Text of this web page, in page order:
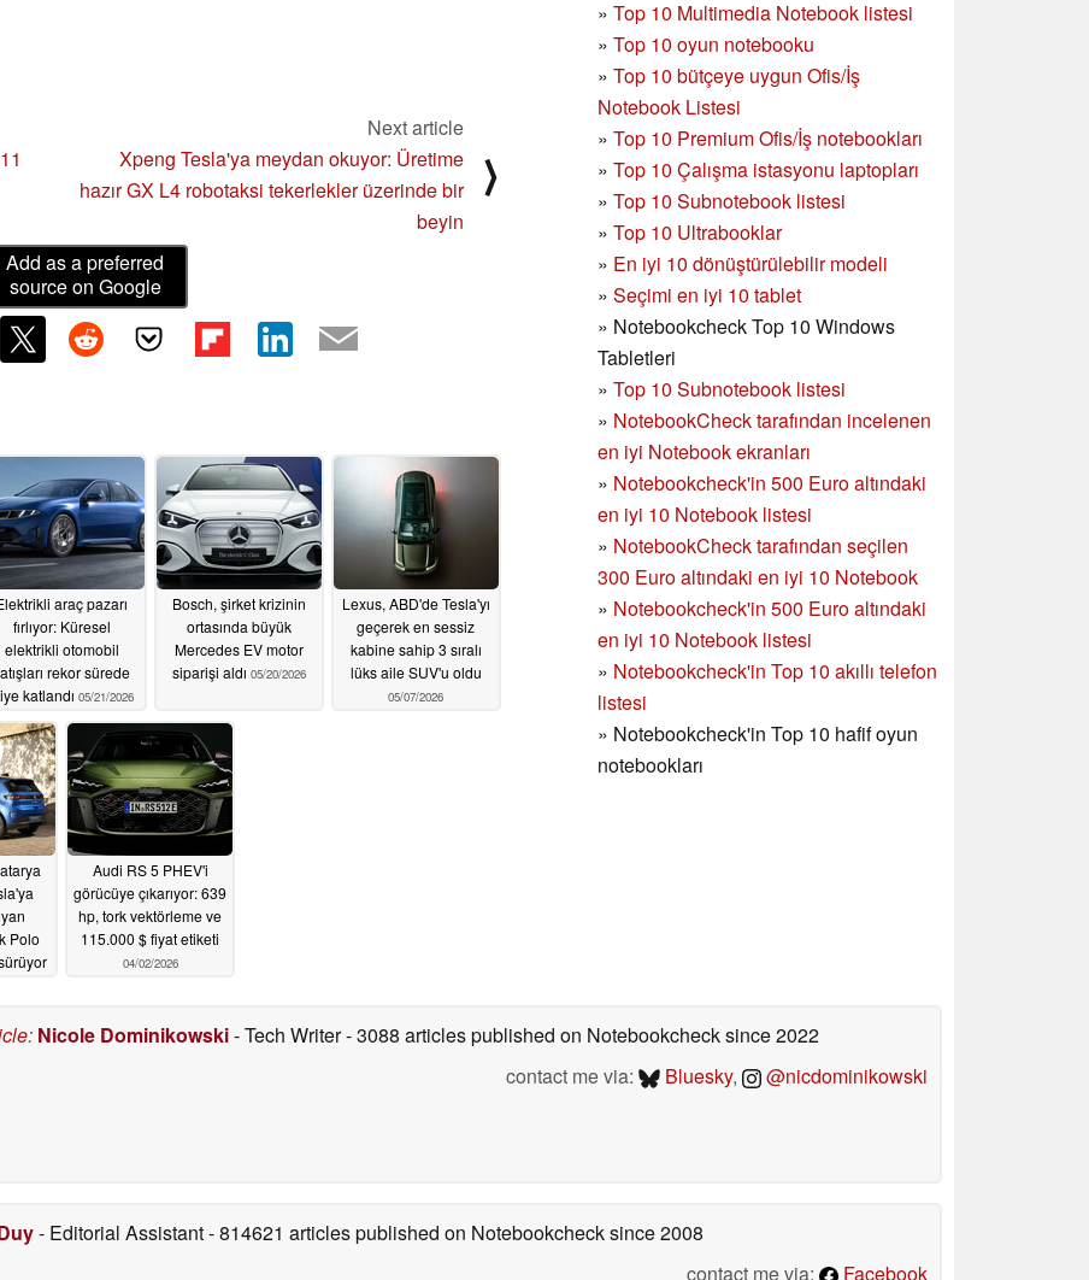
» Top 10 Multimedia Notebook listesi
» Top 10 oyun notebooku
» Top 10 bütçeye uygun Ofis/İş
Notebook Listesi
» Top 10 Premium Ofis/İş notebookları
» Top 10 Çalışma istasyonu laptopları
» Top 10 Subnotebook listesi
» Top 10 Ultrabooklar
» En iyi 10 dönüştürülebilir modeli
» Seçimi en iyi 10 tablet
» Notebookcheck Top 10 Windows
Tabletleri
» Top 10 Subnotebook listesi
» NotebookCheck tarafından incelenen
en iyi Notebook ekranları
» Notebookcheck'in 500 Euro altındaki
en iyi 10 Notebook listesi
» NotebookCheck tarafından seçilen
300 Euro altındaki en iyi 10 Notebook
» Notebookcheck'in 500 Euro altındaki
en iyi 10 Notebook listesi
» Notebookcheck'in Top 10 akıllı telefon
listesi
» Notebookcheck'in Top 10 hafif oyun
notebookları
Next article
Xpeng Tesla'ya meydan okuyor: Üretime
hazır GX L4 robotaksi tekerlekler üzerinde bir
beyin
⟩
Add as a preferred
source on Google
araç pazarı
fırlıyor: Küresel
elektrikli otomobil
rekor sürede
katlandı 05/21/2026
Bosch, şirket krizinin
ortasında büyük
Mercedes EV motor
siparişi aldı 05/20/2026
Lexus, ABD'de Tesla'yı
geçerek en sessiz
kabine sahip 3 sıralı
lüks aile SUV'u oldu
05/07/2026
Polo
Audi RS 5 PHEV'i
görücüye çıkarıyor: 639
hp, tork vektörleme ve
115.000 $ fiyat etiketi
04/02/2026
: Nicole Dominikowski- Tech Writer- 3088 articles published on Notebookchecksince 2022
contact me via:
Bluesky, @nicdominikowski
- Editorial Assistant- 814621 articles published on Notebookchecksince 2008
contact me via:
Facebook